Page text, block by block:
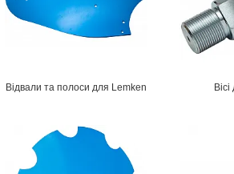
Відвали та полоси для Lemken